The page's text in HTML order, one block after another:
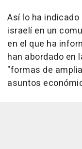
Así lo ha
israelí en un
en el que ha
han abordado en
"formas de
asuntos